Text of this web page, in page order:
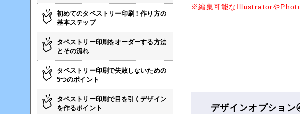
※編集可能なIllustratorや
デザインオプショ
初めてのタペストリー印刷！作り方の
基本ステップ
タペストリー印刷をオーダーする方法
とその流れ
タペストリー印刷で失敗しないための
5つのポイント
タペストリー印刷で目を引くデザイン
を作るポイント